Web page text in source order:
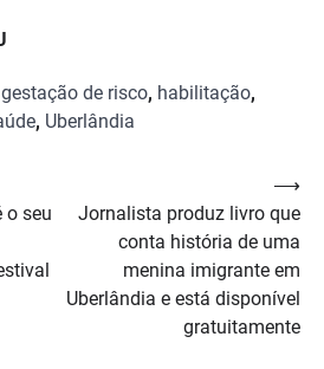
gestação de risco, habilitação,
, Uberlândia
o seu
Jornalista produz livro que
conta história de uma
menina imigrante em
Uberlândia e está disponível
gratuitamente
⟶